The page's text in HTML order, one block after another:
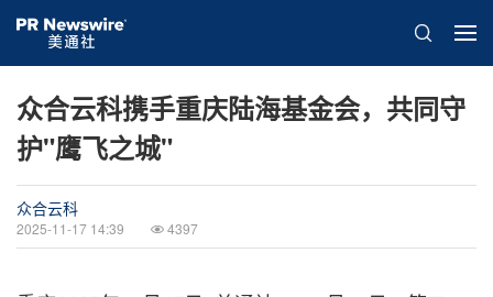
众合云科携手重庆陆海基金会，共同守
护"鹰飞之城"
众合云科
2025-11-17 14:39 4397